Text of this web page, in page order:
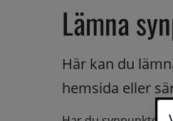
Lämna
Här kan du
hemsida eller